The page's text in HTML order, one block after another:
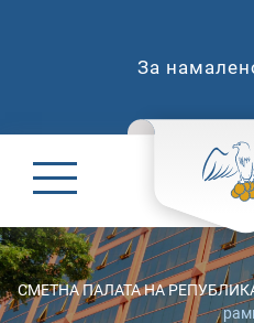
За
СМЕТНА ПАЛАТА НА